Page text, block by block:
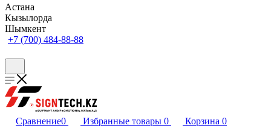
Астана
Кызылорда
Шымкент
+7 (700) 484-88-88
Сравнение0 Избранные товары 0 Корзина 0